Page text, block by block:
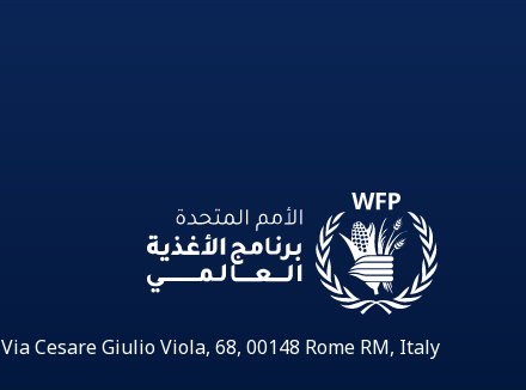
Via Cesare Giulio Viola, 68, 00148 Rome RM, Italy